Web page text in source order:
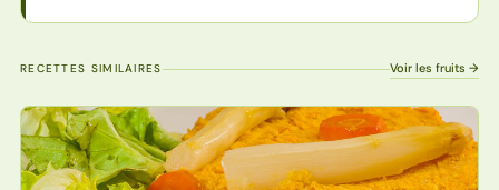
RECETTES SIMILAIRES Voir les fruits →